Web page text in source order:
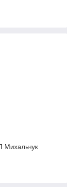
Михальчук